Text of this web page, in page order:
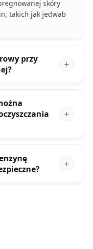
skóry
takich jak jedwab
przy